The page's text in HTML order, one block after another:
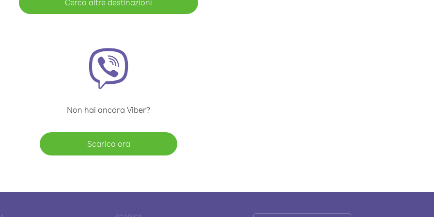
Cerca altre destinazioni
Non hai ancora Viber?
Scarica ora